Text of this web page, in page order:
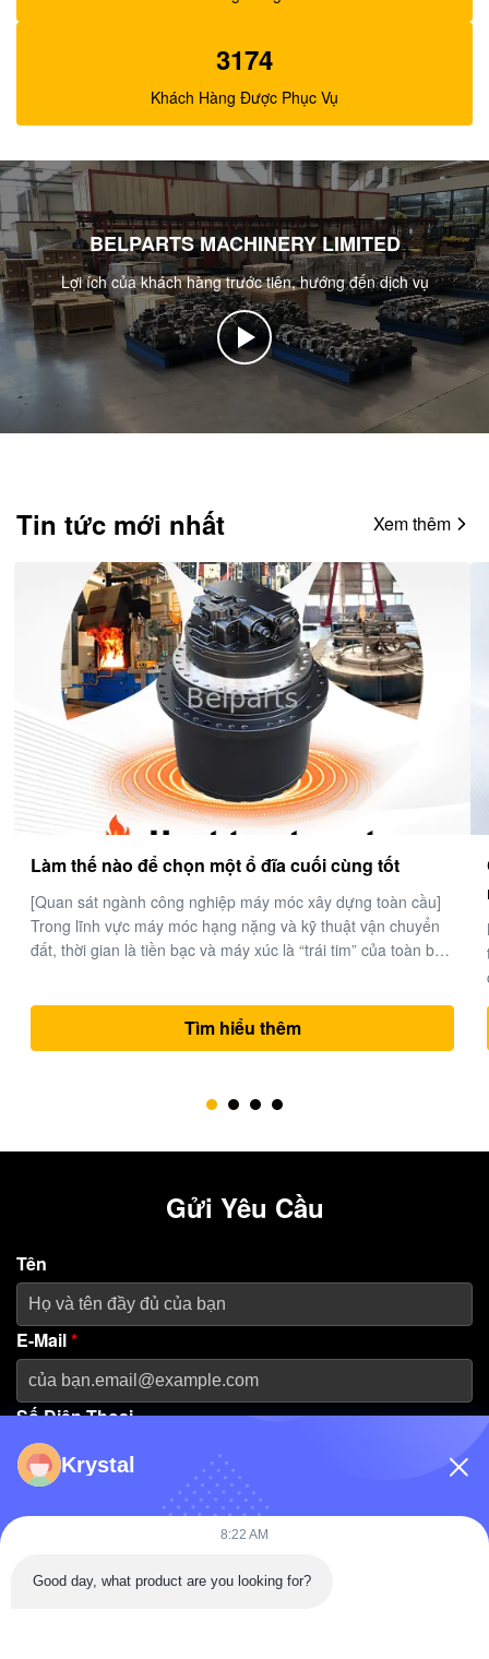
3174
Khách Hàng Được Phục Vụ
BELPARTS MACHINERY LIMITED
Lợi ích của khách hàng trước tiên, hướng đến dịch vụ
Tin tức mới nhất Xem thêm
Các nhà sản xuất bộ phận máy đào thủy lực tốt
nhất ở Trung Quốc.
Belparts Machinery Limited là một nhà cung cấp hàng đầu
thế giới chuyên về các bộ phận máy đào thủy lực hiệu suất
tác đáng tin cậy cho các giải pháp thiết bị nặng trên toàn thế
giới. 1- Chuyên môn ngành công nghiệp và chuyên mônMột
thập kỷ xu...
Tìm hiểu thêm
Gửi Yêu Cầu
Tên
E-Mail*
Số Điện Thoại
Tên Công Ty
Thông Điệp
Krystal
8:22 AM
Good day, what product are you looking for?